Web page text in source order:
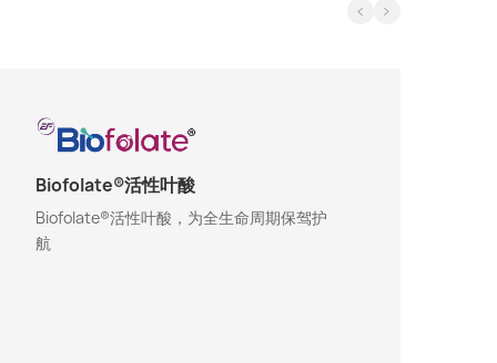
Biofolate®活性叶酸
Biofolate®活性叶酸，为全生命周期保驾护
航